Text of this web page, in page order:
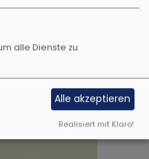
alle Dienste zu
Alle akzeptieren
Realisiert mit Klaro!